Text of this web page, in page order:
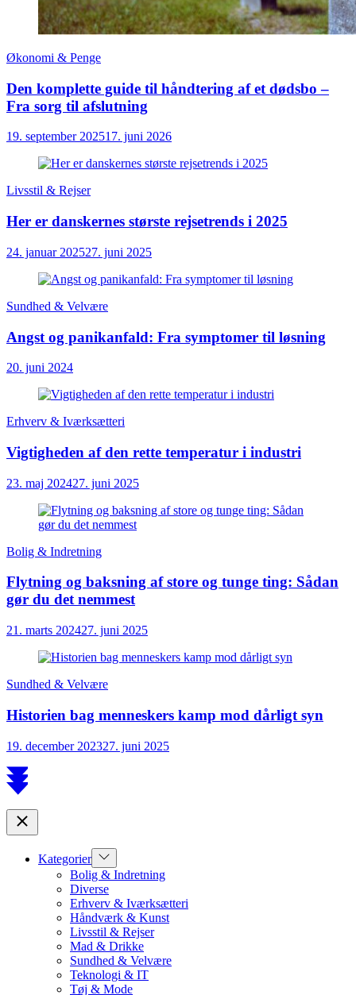
Økonomi & Penge
Den komplette guide til håndtering af et dødsbo –
Fra sorg til afslutning
19. september 202517. juni 2026
Livsstil & Rejser
Her er danskernes største rejsetrends i 2025
24. januar 202527. juni 2025
Sundhed & Velvære
Angst og panikanfald: Fra symptomer til løsning
20. juni 2024
Erhverv & Iværksætteri
Vigtigheden af den rette temperatur i industri
23. maj 202427. juni 2025
Bolig & Indretning
Flytning og baksning af store og tunge ting: Sådan
gør du det nemmest
21. marts 202427. juni 2025
Sundhed & Velvære
Historien bag menneskers kamp mod dårligt syn
19. december 202327. juni 2025
Scroll
to
Close
Kategorier Show
sub
menu
Bolig & Indretning
Diverse
Erhverv & Iværksætteri
Håndværk & Kunst
Livsstil & Rejser
Mad & Drikke
Sundhed & Velvære
Teknologi & IT
Tøj & Mode